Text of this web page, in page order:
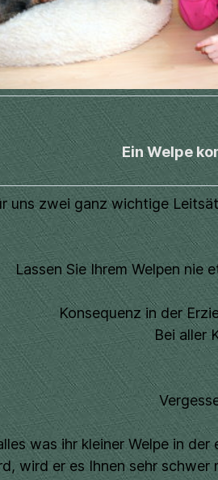
Ein Welpe
uns zwei ganz wichtige
Lassen Sie Ihrem Welpen nie
Konsequenz in der
Bei aller
was ihr kleiner Welpe in
wird er es Ihnen sehr